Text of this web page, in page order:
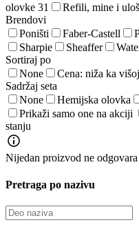
olovke 31 Refili, mine i
Brendovi
Poništi
Faber-Castell
Sharpie
Sheaffer
Sortiraj po
None
Cena: niža ka višoj
Sadržaj seta
None
Hemijska olovka
Prikaži samo one na akciji
stanju
Nijedan proizvod ne
Pretraga po nazivu